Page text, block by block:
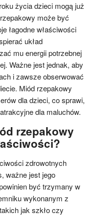
życia dzieci mogą już
może być
łagodne właściwości
układ
mu energii potrzebnej
Ważne jest jednak, aby
i zawsze obserwować
Miód rzepakowy
dla dzieci, co sprawi,
dla maluchów.
rzepakowy
zdrowotnych
ważne jest jego
być trzymany w
wykonanym z
jak szkło czy